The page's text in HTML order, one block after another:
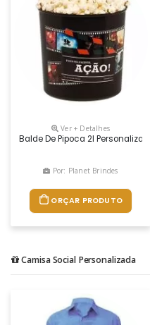
Ver + Detalhes
Balde De Pipoca 2l Personalizado
Por: Planet Brindes
ORÇAR PRODUTO
Camisa Social Personalizada